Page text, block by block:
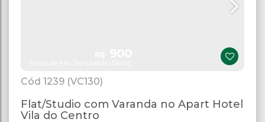
1239 (VC130)
Flat/Studio com Varanda no Apart Hotel
Vila do Centro